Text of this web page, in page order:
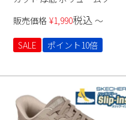
ルアップ 軽量 Parade CT-7433
パレード
販売価格 ¥1,990税込 〜
SALE ポイント10倍